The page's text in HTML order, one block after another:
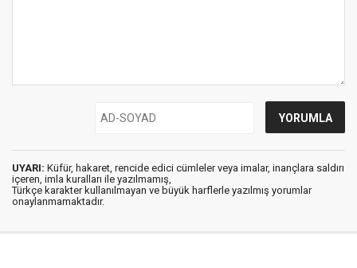
UYARI: Küfür, hakaret, rencide edici cümleler veya imalar, inançlara saldırı
içeren, imla kuralları ile yazılmamış,
Türkçe karakter kullanılmayan ve büyük harflerle yazılmış yorumlar
onaylanmamaktadır.